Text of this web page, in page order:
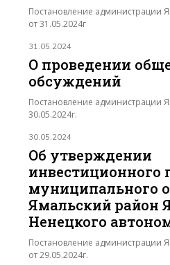
Постановление администрации
от 31.05.2024г
31.05.2024
О проведении
обсуждений
Постановление администрации
30.05.2024г.
30.05.2024
Об утверждении
инвестиционного
муниципального
Ямальский район
Ненецкого
Постановление администрации
от 29.05.2024г.